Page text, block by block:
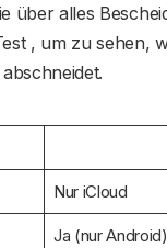
über alles
, um zu sehen,
Nur iCloud
Ja (nur Android)